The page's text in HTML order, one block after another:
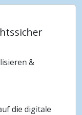
&
die digitale